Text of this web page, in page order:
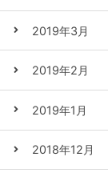
2019年3月
2019年2月
2019年1月
2018年12月